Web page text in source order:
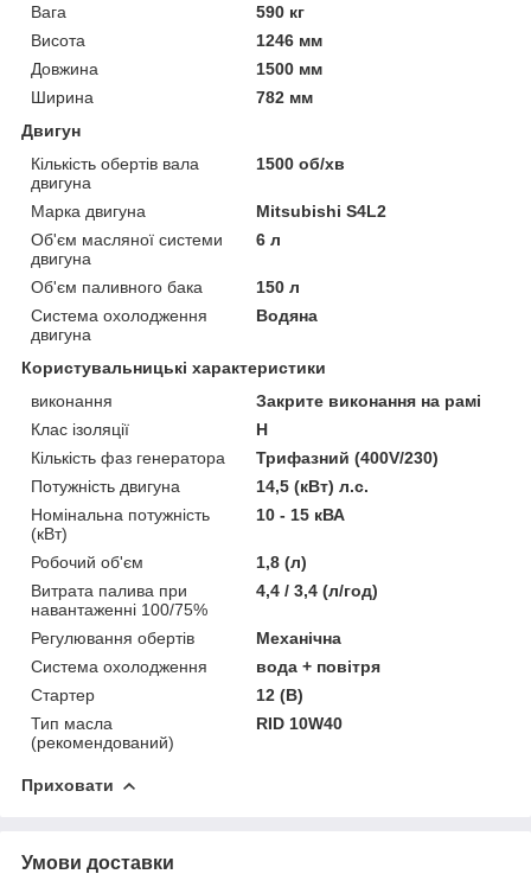
Вага
590 кг
Висота
1246 мм
Довжина
1500 мм
Ширина
782 мм
Двигун
Кількість обертів вала
двигуна
1500 об/хв
Марка двигуна
Mitsubishi S4L2
Об'єм масляної системи
двигуна
6 л
Об'єм паливного бака
150 л
Система охолодження
двигуна
Водяна
Користувальницькі характеристики
виконання
Закрите виконання на рамі
Клас ізоляції
Н
Кількість фаз генератора
Трифазний (400V/230)
Потужність двигуна
14,5 (кВт) л.с.
Номінальна потужність
(кВт)
10 - 15 кВА
Робочий об'єм
1,8 (л)
Витрата палива при
навантаженні 100/75%
4,4 / 3,4 (л/год)
Регулювання обертів
Механічна
Система охолодження
вода + повітря
Стартер
12 (В)
Тип масла
(рекомендований)
RID 10W40
Приховати
Умови доставки